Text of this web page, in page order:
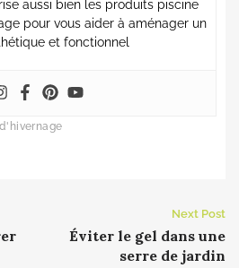
aussi bien les produits piscine
pour vous aider à aménager un
et fonctionnel
Next Post
Éviter le gel dans une
serre de jardin